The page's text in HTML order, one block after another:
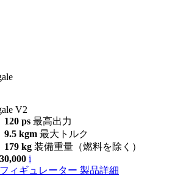
V2
120 ps 最高出力
9.5 kgm 最大トルク
179 kg 装備重量（燃料を除く）
i
ィギュレーター 製品詳細